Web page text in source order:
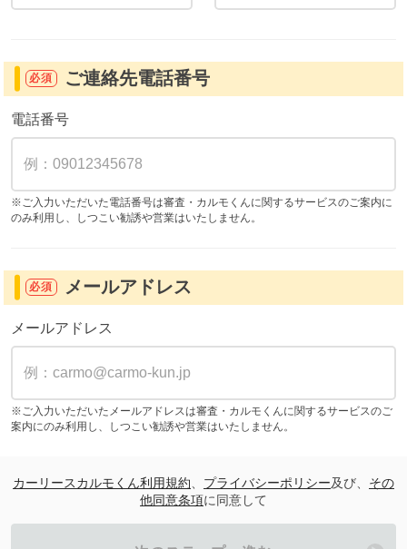
必須 ご連絡先電話番号
電話番号
※ご入力いただいた電話番号は審査・カルモくんに関するサービスのご案内に
のみ利用し、しつこい勧誘や営業はいたしません。
必須 メールアドレス
メールアドレス
※ご入力いただいたメールアドレスは審査・カルモくんに関するサービスのご
案内にのみ利用し、しつこい勧誘や営業はいたしません。
カーリースカルモくん利用規約 プライバシーポリシー及び、 その
他同意条項に同意して